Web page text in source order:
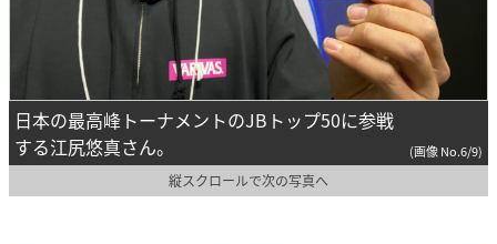
日本の最高峰トーナメントのJBトップ50に参戦
する江尻悠真さん。
(画像 No.6/9)
縦スクロールで次の写真へ